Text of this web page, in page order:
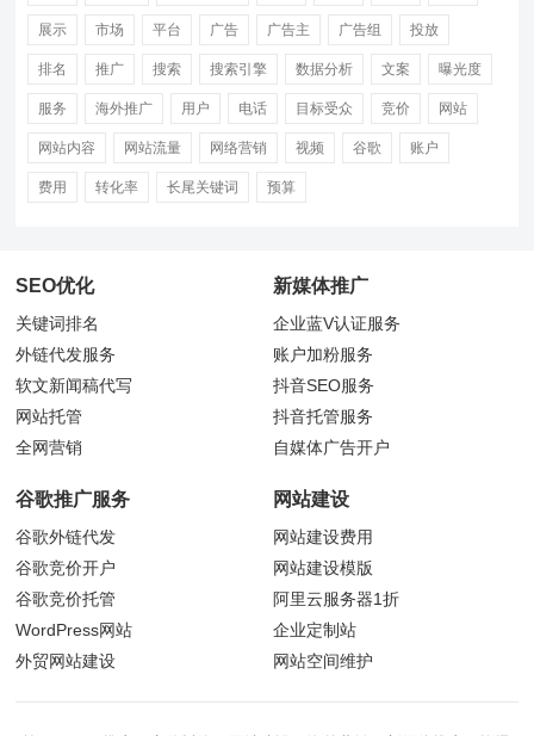
展示 市场 平台 广告 广告主 广告组 投放
排名 推广 搜索 搜索引擎 数据分析 文案 曝光度
服务 海外推广 用户 电话 目标受众 竞价 网站
网站内容 网站流量 网络营销 视频 谷歌 账户
费用 转化率 长尾关键词 预算
SEO优化
关键词排名
外链代发服务
软文新闻稿代写
网站托管
全网营销
新媒体推广
企业蓝V认证服务
账户加粉服务
抖音SEO服务
抖音托管服务
自媒体广告开户
谷歌推广服务
谷歌外链代发
谷歌竞价开户
谷歌竞价托管
WordPress网站
外贸网站建设
网站建设
网站建设费用
网站建设模版
阿里云服务器1折
企业定制站
网站空间维护